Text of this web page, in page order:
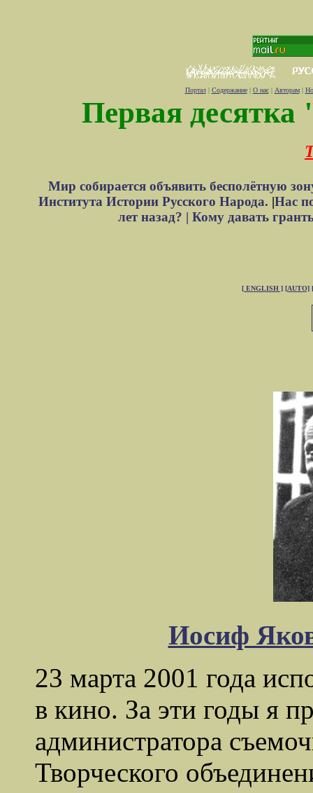
Портал| Содержание| О нас| Авторам|
Первая десятка
Мир собирается объявить бесполётную
Института Истории Русского Народа. |Нас
лет назад? | Кому давать
[ ENGLISH ] [AUTO]
Иосиф
23 марта 2001 года
в кино. За эти годы я
администратора
Творческого